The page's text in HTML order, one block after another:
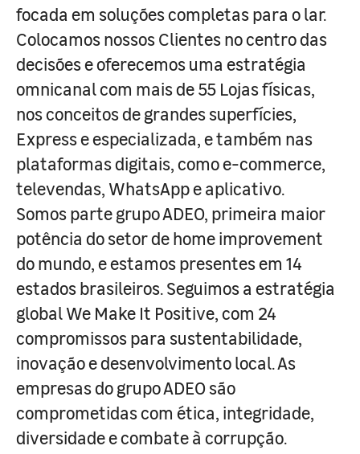
focada em soluções completas para o lar.
Colocamos nossos Clientes no centro das
decisões e oferecemos uma estratégia
omnicanal com mais de 55 Lojas físicas,
nos conceitos de grandes superfícies,
Express e especializada, e também nas
plataformas digitais, como e-commerce,
televendas, WhatsApp e aplicativo.
Somos parte grupo ADEO, primeira maior
potência do setor de home improvement
do mundo, e estamos presentes em 14
estados brasileiros. Seguimos a estratégia
global We Make It Positive, com 24
compromissos para sustentabilidade,
inovação e desenvolvimento local. As
empresas do grupo ADEO são
comprometidas com ética, integridade,
diversidade e combate à corrupção.